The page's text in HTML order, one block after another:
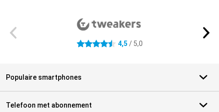
4.5 sterren 4,5 / 5,0
Populaire smartphones
Telefoon met abonnement